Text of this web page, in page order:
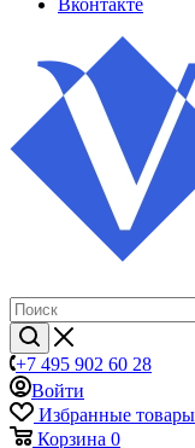
Вконтакте
+7 495 902 60 28
Войти
Избранные товары
Корзина 0